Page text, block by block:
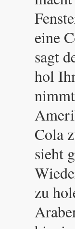
eine
sagt
hol
Cola
sieht
zu